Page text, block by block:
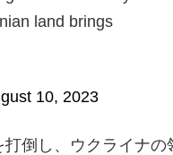
land brings
10, 2023
倒し、ウクライナの